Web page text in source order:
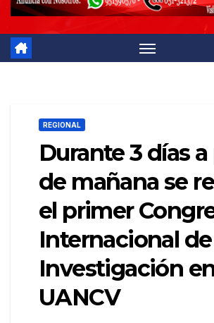
REGIONAL
Durante 3 días
de mañana se
el primer
Internacional de
Investigación
UANCV